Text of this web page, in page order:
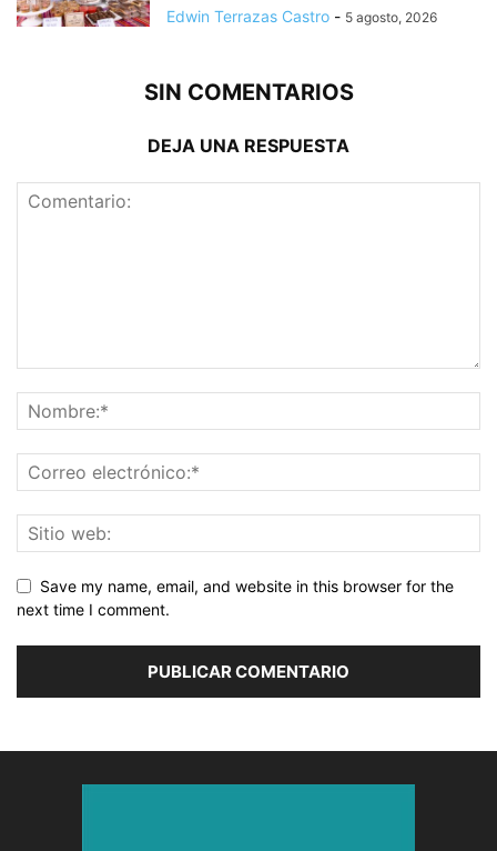
Edwin Terrazas Castro - 5 agosto, 2026
SIN COMENTARIOS
DEJA UNA RESPUESTA
Save my name, email, and website in this browser for the
next time I comment.